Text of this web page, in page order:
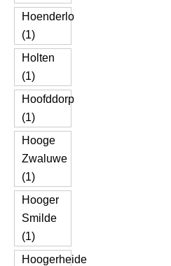
Hoenderlo
(1)
Holten
(1)
Hoofddorp
(1)
Hooge
Zwaluwe
(1)
Hooger
Smilde
(1)
Hoogerheide